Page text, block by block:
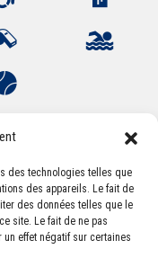
des technologies telles que
des appareils. Le fait de
des données telles que le
site. Le fait de ne pas
effet négatif sur certaines
Cedex 2